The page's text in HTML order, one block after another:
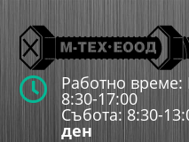
 Работно
8:30-17:00
Събота: 8:30-
ден